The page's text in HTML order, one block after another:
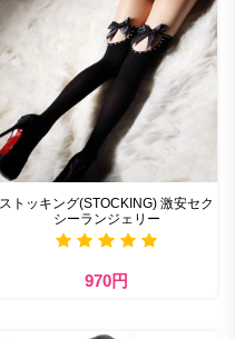
ストッキング(STOCKING) 激安セク
シーランジェリー
970円